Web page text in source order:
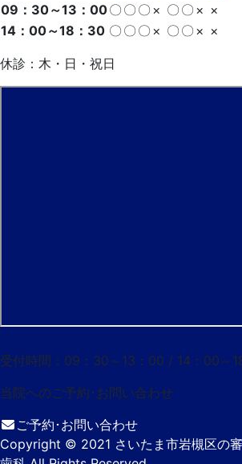
09：30～13：00〇 〇 〇 × 〇 〇 × ×
14：00～18：30 〇 〇 〇 × 〇 〇 × ×
休診：木・日・祝日
受付時間：09：30～13：00 / 14：00～
当院へのご予約･ お問い合わせ
ご予約･お問い合わせ
Copyright © 2021 さいたま市岩槻区の